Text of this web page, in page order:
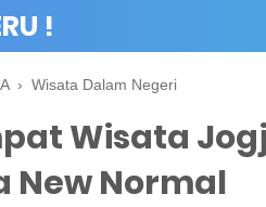
!
› Wisata Dalam Negeri
Wisata
New Normal